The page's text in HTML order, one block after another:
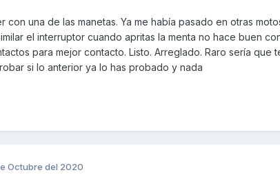
con una de las manetas. Ya me había pasado en otras
el interruptor cuando apritas la menta no hace buen
para mejor contacto. Listo. Arreglado. Raro sería que
si lo anterior ya lo has probado y nada
Octubre del 2020